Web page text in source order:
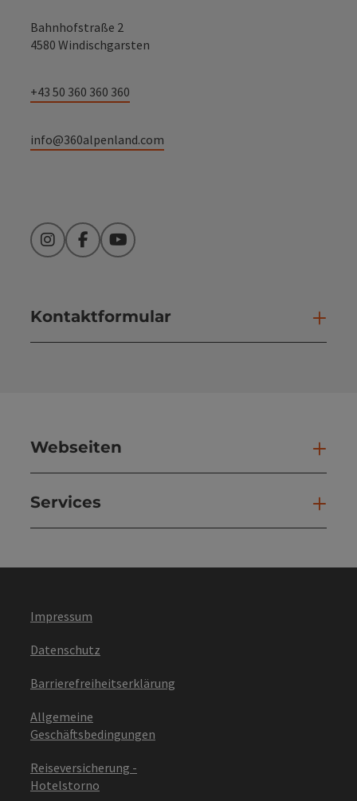
Bahnhofstraße 2
4580 Windischgarsten
+43 50 360 360 360
info@360alpenland.com
InstagramFacebookYouTube
Kontaktformular
Webseiten
Services
Impressum
Datenschutz
Barrierefreiheitserklärung
Allgemeine
Geschäftsbedingungen
Reiseversicherung -
Hotelstorno